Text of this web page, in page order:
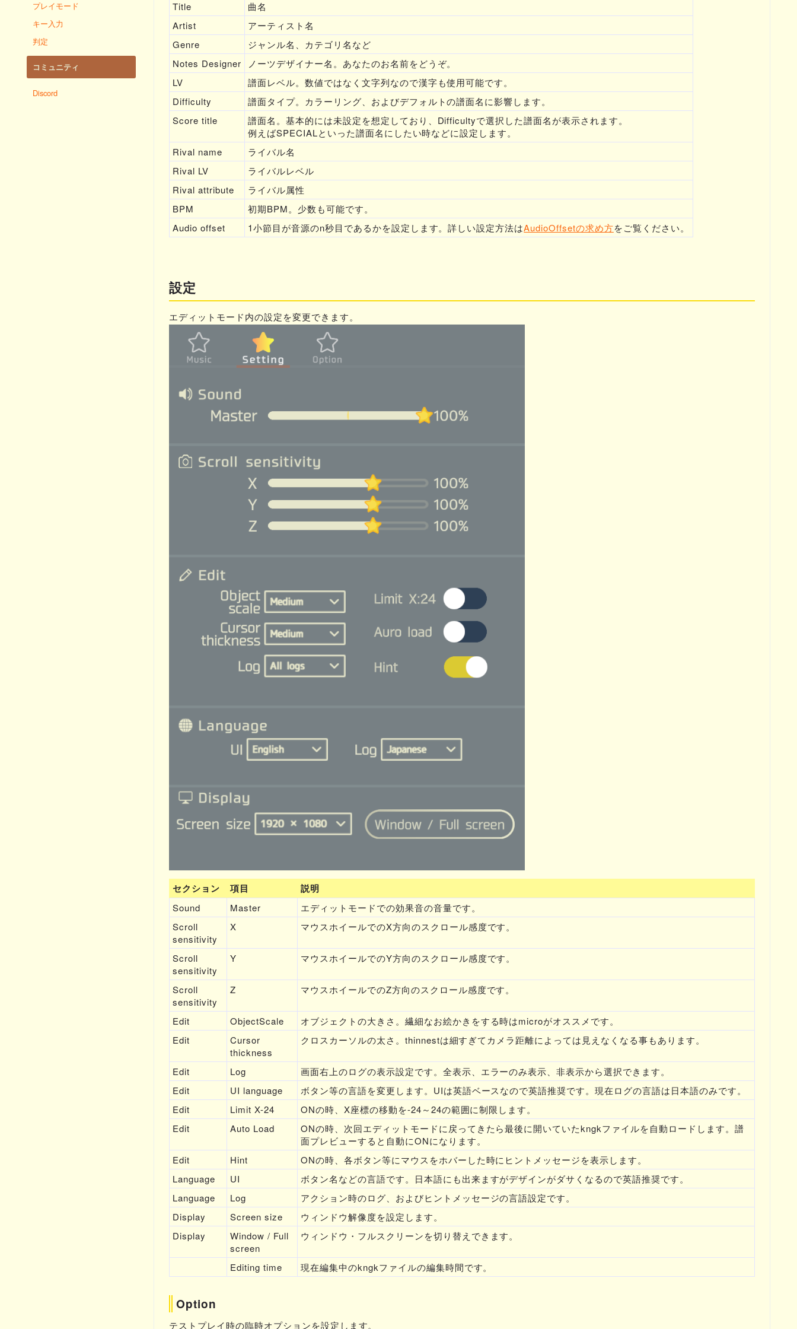
プレイモード
キー入力
判定
コミュニティ
Discord
Title
曲名
Artist
アーティスト名
Genre
ジャンル名、カテゴリ名など
Notes Designer
ノーツデザイナー名。あなたのお名前をどうぞ。
LV
譜面レベル。数値ではなく文字列なので漢字も使用可能です。
Difficulty
譜面タイプ。カラーリング、およびデフォルトの譜面名に影響します。
Score title
譜面名。基本的には未設定を想定しており、Difficultyで選択した譜面名が表示されます。
例えばSPECIALといった譜面名にしたい時などに設定します。
Rival name
ライバル名
Rival LV
ライバルレベル
Rival attribute
ライバル属性
BPM
初期BPM。少数も可能です。
Audio offset
1小節目が音源のn秒目であるかを設定します。詳しい設定方法はAudioOffsetの求め方をご覧ください。
設定
エディットモード内の設定を変更できます。
セクション 項目 説明
Sound Master
エディットモードでの効果音の音量です。
Scroll
sensitivity
X マウスホイールでのX方向のスクロール感度です。
Scroll
sensitivity
Y マウスホイールでのY方向のスクロール感度です。
Scroll
sensitivity
Z マウスホイールでのZ方向のスクロール感度です。
Edit ObjectScale
オブジェクトの大きさ。繊細なお絵かきをする時はmicroがオススメです。
Edit
Cursor
thickness
クロスカーソルの太さ。thinnestは細すぎてカメラ距離によっては見えなくなる事もあります。
Edit Log
画面右上のログの表示設定です。全表示、エラーのみ表示、非表示から選択できます。
Edit
UI language
ボタン等の言語を変更します。UIは英語ベースなので英語推奨です。現在ログの言語は日本語のみです。
Edit
Limit X-24
ONの時、X座標の移動を-24～24の範囲に制限します。
Edit
Auto Load
ONの時、次回エディットモードに戻ってきたら最後に開いていたkngkファイルを自動ロードします。譜
面プレビューすると自動にONになります。
Edit
Hint
ONの時、各ボタン等にマウスをホバーした時にヒントメッセージを表示します。
Language
UI
ボタン名などの言語です。日本語にも出来ますがデザインがダサくなるので英語推奨です。
Language
Log
アクション時のログ、およびヒントメッセージの言語設定です。
Display
Screen size
ウィンドウ解像度を設定します。
Display
Window / Full
screen
ウィンドウ・フルスクリーンを切り替えできます。
Editing time 現在編集中のkngkファイルの編集時間です。
Option
テストプレイ時の臨時オプションを設定します。